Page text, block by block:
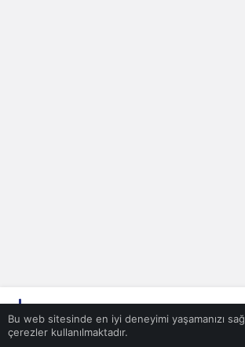
Bu web sitesinde en iyi deneyimi yaşamanızı
çerezler kullanılmaktadır.